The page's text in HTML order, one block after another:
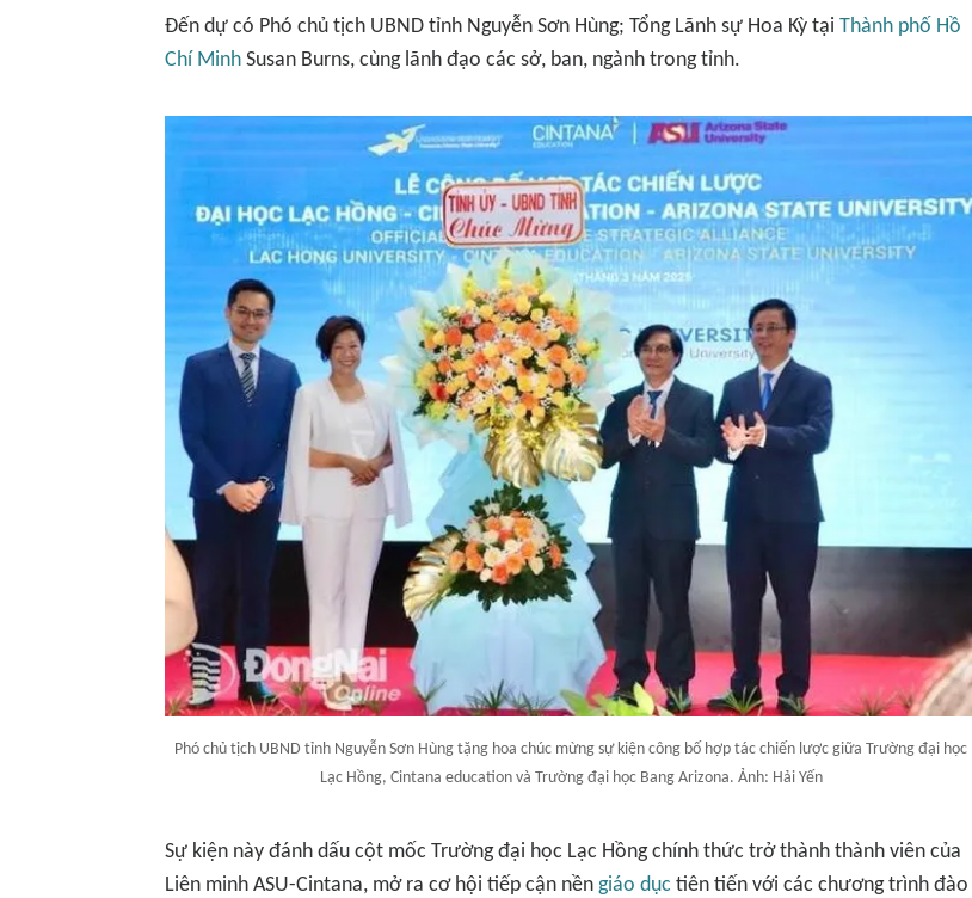
Đến dự có Phó chủ tịch UBND tỉnh Nguyễn Sơn Hùng; Tổng Lãnh sự Hoa Kỳ tại Thành phố Hồ
Chí Minh Susan Burns, cùng lãnh đạo các sở, ban, ngành trong tỉnh.
Phó chủ tịch UBND tỉnh Nguyễn Sơn Hùng tặng hoa chúc mừng sự kiện công bố hợp tác chiến lược giữa Trường đại học
Lạc Hồng, Cintana education và Trường đại học Bang Arizona. Ảnh: Hải Yến
Sự kiện này đánh dấu cột mốc Trường đại học Lạc Hồng chính thức trở thành thành viên của
Liên minh ASU-Cintana, mở ra cơ hội tiếp cận nền giáo dục tiên tiến với các chương trình đào